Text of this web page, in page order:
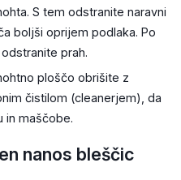
S tem odstranite naravni
boljši oprijem podlaka. Po
prah.
ploščo obrišite z
čistilom (cleanerjem), da
in maščobe.
nanos bleščic